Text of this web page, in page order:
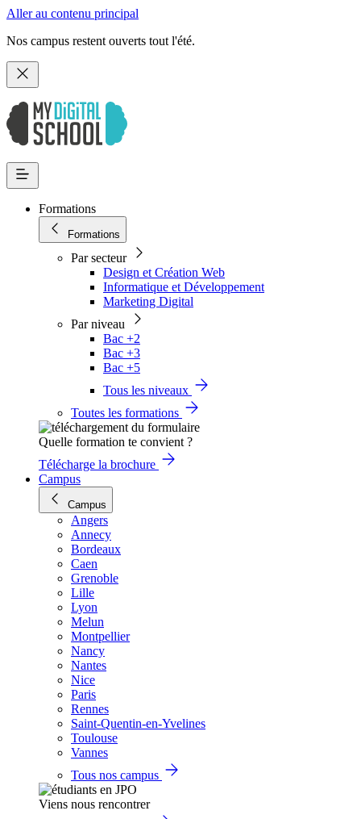
Aller au contenu principal
Nos campus restent ouverts tout l'été.
Formations
Formations
Par secteur
Design et Création Web
Informatique et Développement
Marketing Digital
Par niveau
Bac +2
Bac +3
Bac +5
Tous les niveaux
Toutes les formations
Quelle formation te convient ?
Télécharge la brochure
Campus
Campus
Angers
Annecy
Bordeaux
Caen
Grenoble
Lille
Lyon
Melun
Montpellier
Nancy
Nantes
Nice
Paris
Rennes
Saint-Quentin-en-Yvelines
Toulouse
Vannes
Tous nos campus
Viens nous rencontrer